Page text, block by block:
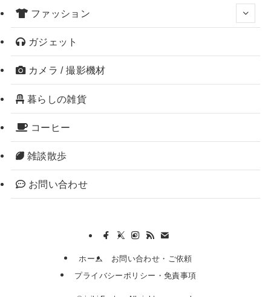
ファッション
ガジェット
カメラ / 撮影機材
暮らしの雑貨
コーヒー
雑談散歩
お問い合わせ
ホーム
お問い合わせ・ご依頼
プライバシーポリシー・免責事項